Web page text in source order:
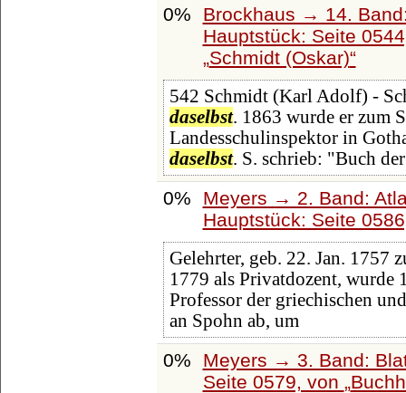
0%
Brockhaus → 14.
Hauptstück: Seite
Schmidt (Oskar)
542 Schmidt (Karl Adolf) -
daselbst. 1863 wurde er zum
Landesschulinspektor in
daselbst. S. schrieb: "Buch
0%
Meyers → 2. Band:
Hauptstück: Seite
Gelehrter, geb. 22. Jan. 1757
1779 als Privatdozent, wurde
Professor der griechischen
an Spohn ab, um
0%
Meyers → 3. Band:
Seite 0579, von